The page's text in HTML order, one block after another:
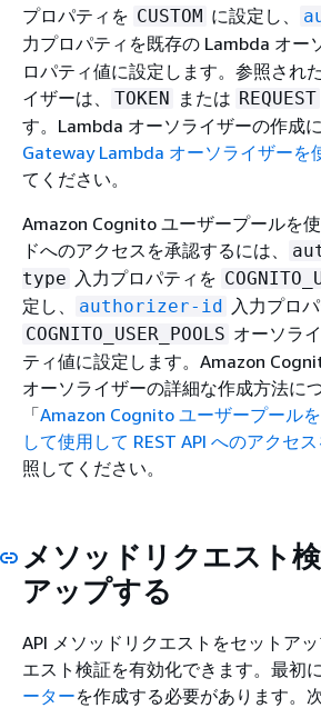
プロパティを CUSTOM に設定し、
力プロパティを既存の Lambda オー
ロパティ値に設定します。参照され
イザーは、
TOKEN または REQUEST
す。Lambda オーソライザーの作成
Gateway Lambda オーソライザーを
てください。
Amazon Cognito ユーザープールを
ドへのアクセスを承認するには、
type 入力プロパティを
定し、
authorizer-id 入力プロ
COGNITO_USER_POOLS オーソラ
ティ値に設定します。Amazon
オーソライザーの詳細な作成方法につ
「Amazon Cognito ユーザープール
して使用して REST API へのアクセ
照してください。
メソッドリクエスト
アップする
API メソッドリクエストをセットア
エスト検証を有効化できます。最初
ーターを作成する必要があります。